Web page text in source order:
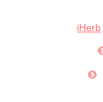
iHerb